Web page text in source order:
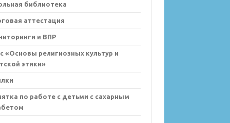
библиотека
аттестация
и ВПР
«Основы религиозных культур и
этики»
по работе с детьми с сахарным